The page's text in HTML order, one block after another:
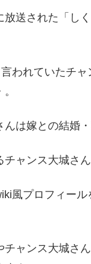
放送された「し
言われていたチ
んは嫁との結婚
ャンス大城さ
風プロフィー
チャンス大城さ